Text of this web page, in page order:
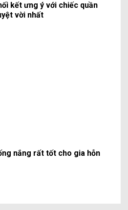
kết ưng ý với chiếc quần
vời nhất
nắng rất tốt cho gia hỗn